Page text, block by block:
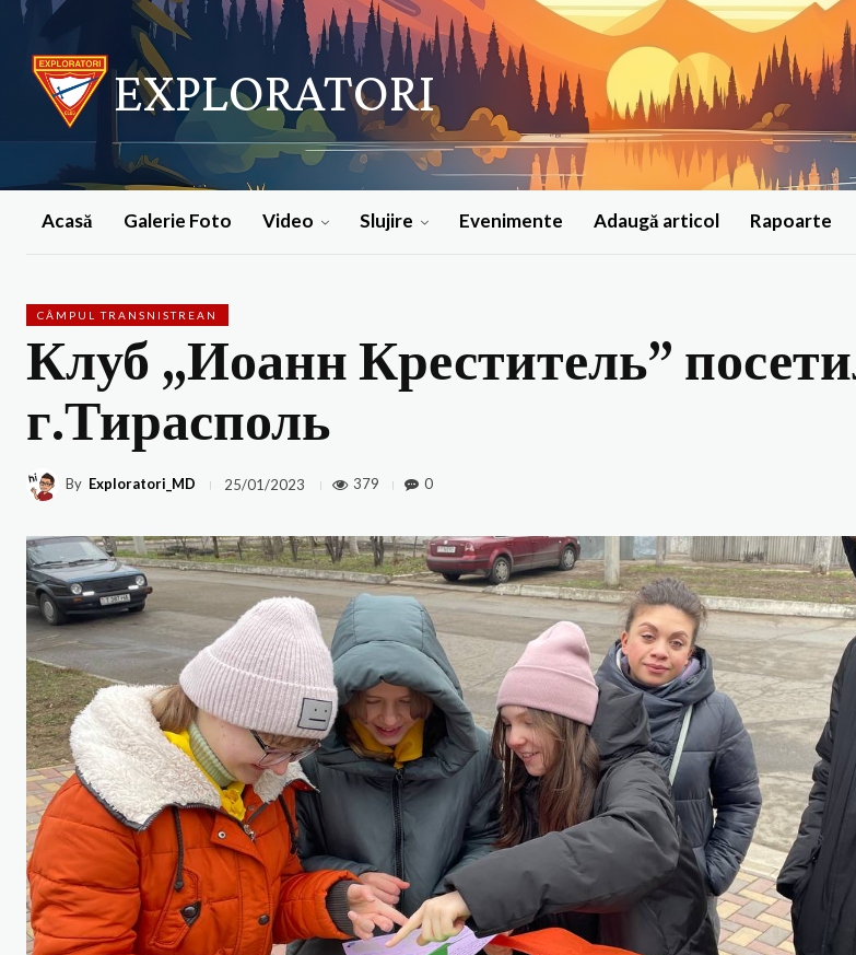
EXPLORATORI
Acasă Galerie Foto Video Slujire Evenimente Adaugă articol Rapoarte
CÂMPUL TRANSNISTREAN
Клуб „Иоанн Креститель”
г.Тирасполь
By Exploratori_MD 25/01/2023 379 0